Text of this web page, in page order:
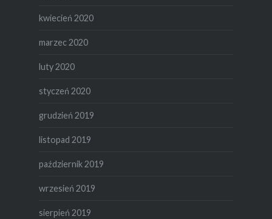
kwiecień 2020
marzec 2020
luty 2020
styczeń 2020
grudzień 2019
listopad 2019
październik 2019
wrzesień 2019
sierpień 2019